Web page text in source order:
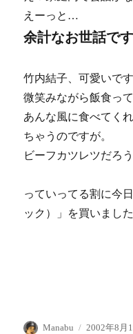
えーっと…
余計なお世話で
竹内結子、可愛いで
微笑みながら飯食っ
あんな風に食べてく
ちゃうのですが。
ビーフカツレツだろ
っていってる割に今
ック）」を買いました
投
Manabu
投
2002年8月